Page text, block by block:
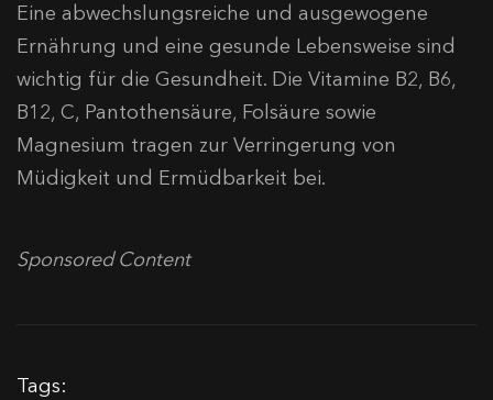
Eine abwechslungsreiche und ausgewogene
Ernährung und eine gesunde Lebensweise sind
wichtig für die Gesundheit. Die Vitamine B2, B6,
B12, C, Pantothensäure, Folsäure sowie
Magnesium tragen zur Verringerung von
Müdigkeit und Ermüdbarkeit bei.
Sponsored Content
Tags: